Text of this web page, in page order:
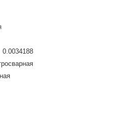
0.0034188